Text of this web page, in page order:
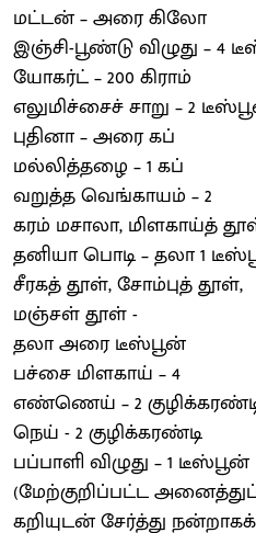
மட்டன் – அரை கிலோ
இஞ்சி-பூண்டு விழுது – 4
யோகர்ட் – 200 கிராம்
எலுமிச்சைச் சாறு – 2
புதினா – அரை கப்
மல்லித்தழை – 1 கப்
வறுத்த வெங்காயம் – 2
கரம் மசாலா, மிளகாய்த்
தனியா பொடி – தலா 1
சீரகத் தூள், சோம்புத் தூள்,
மஞ்சள் தூள் -
தலா அரை டீஸ்பூன்
பச்சை மிளகாய் – 4
எண்ணெய் – 2
நெய் - 2 குழிக்கரண்டி
பப்பாளி விழுது – 1 டீஸ்பூன்
(மேற்குறிப்பட்ட
கறியுடன் சேர்த்து